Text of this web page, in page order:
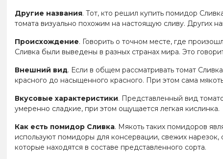
Другие названия. Тот, кто решил купить помидор
томата визуально похожим на настоящую сливу. Других
Происхождение. Говорить о точном месте, где
Сливка были выведены в разных странах мира. Это
Внешний вид. Если в общем рассматривать томат
красного до насыщенного красного. При этом сама
Вкусовые характеристики. Представленный вид
умеренно сладкие, при этом ощущается легкая кислинка.
Как есть помидор Сливка. Мякоть таких помидоров
используют помидоры для консервации, свежих
которые находятся в составе представленного сорта.